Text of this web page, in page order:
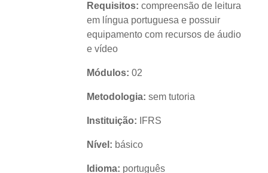
Requisitos: compreensão de leitura
em língua portuguesa e possuir
equipamento com recursos de áudio
e vídeo
Módulos: 02
Metodologia: sem tutoria
Instituição: IFRS
Nível: básico
Idioma: português